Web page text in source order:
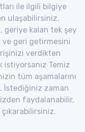
ile ilgili bilgiye
ulaşabilirsiniz.
geriye kalan tek şey
ve geri getirmesini
verdikten
Temiz
tüm aşamalarını
İstediğiniz zaman
faydalanabilir,
çıkarabilirsiniz.